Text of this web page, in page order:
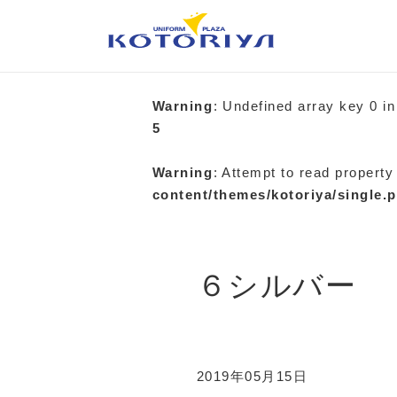
Warning: Undefined array key 0 in
5
Warning: Attempt to read
content/themes/kotoriya/
６シルバー
2019年05月15日